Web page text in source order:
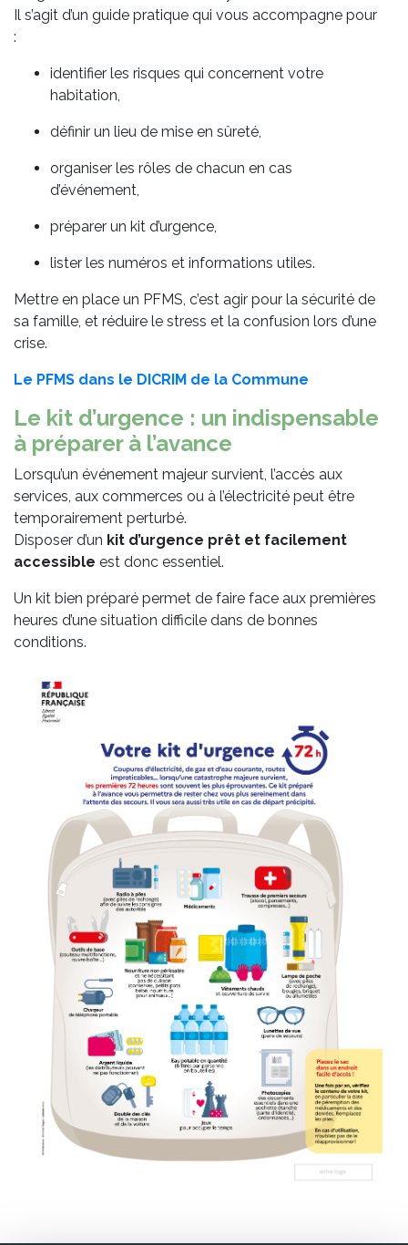
Il s’agit d’un guide pratique qui vous accompagne pour
:
identifier les risques qui concernent votre
habitation,
définir un lieu de mise en sûreté,
organiser les rôles de chacun en cas
d’événement,
préparer un kit d’urgence,
lister les numéros et informations utiles.
Mettre en place un PFMS, c’est agir pour la sécurité de
sa famille, et réduire le stress et la confusion lors d’une
crise.
Le PFMS dans le DICRIM de la Commune
Le kit d’urgence : un indispensable
à préparer à l’avance
Lorsqu’un événement majeur survient, l’accès aux
services, aux commerces ou à l’électricité peut être
temporairement perturbé.
Disposer d’un kit d’urgence prêt et facilement
accessible est donc essentiel.
Un kit bien préparé permet de faire face aux premières
heures d’une situation difficile dans de bonnes
conditions.